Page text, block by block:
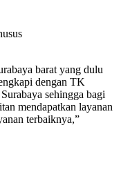
barat yang dulu
dengan TK
sehingga bagi
mendapatkan layanan
terbaiknya,”